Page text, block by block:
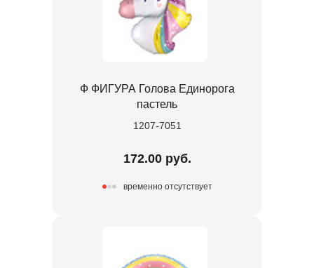
Ф ФИГУРА Голова Единорога
пастель
1207-7051
172.00 руб.
временно отсутствует